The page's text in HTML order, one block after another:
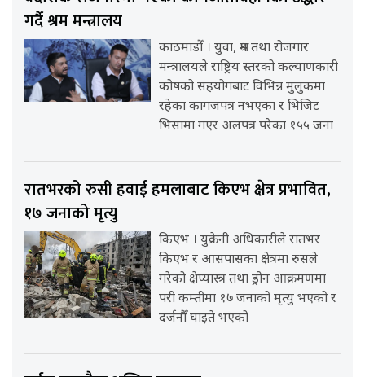
गर्दै श्रम मन्त्रालय
काठमाडौँ । युवा, श्रम तथा रोजगार
मन्त्रालयले राष्ट्रिय स्तरको कल्याणकारी
कोषको सहयोगबाट विभिन्न मुलुकमा
रहेका कागजपत्र नभएका र भिजिट
भिसामा गएर अलपत्र परेका १५५ जना
रातभरको रुसी हवाई हमलाबाट किएभ क्षेत्र प्रभावित,
१७ जनाको मृत्यु
किएभ । युक्रेनी अधिकारीले रातभर
किएभ र आसपासका क्षेत्रमा रुसले
गरेको क्षेप्यास्त्र तथा ड्रोन आक्रमणमा
परी कम्तीमा १७ जनाको मृत्यु भएको र
दर्जनौँ घाइते भएको